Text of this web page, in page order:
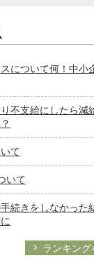
について何！中小
不支給にしたら減
て
いて
続きをしなかった
ランキング